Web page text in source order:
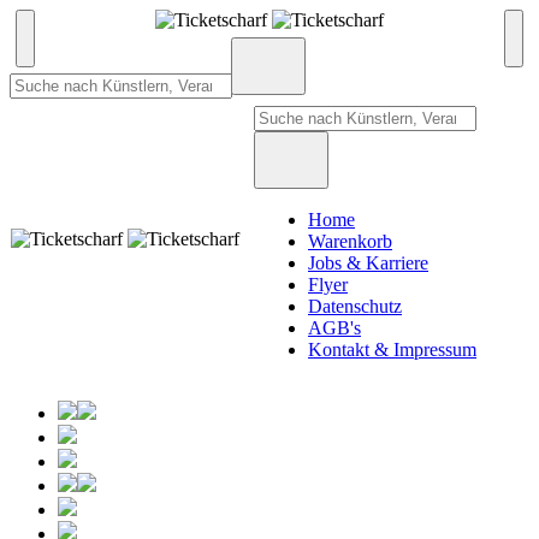
Home
Warenkorb
Jobs & Karriere
Flyer
Datenschutz
AGB's
Kontakt & Impressum